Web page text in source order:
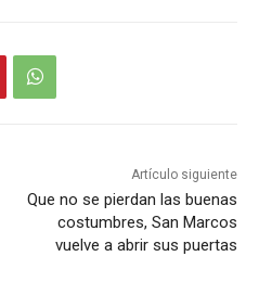
Artículo siguiente
Que no se pierdan las buenas
costumbres, San Marcos
vuelve a abrir sus puertas